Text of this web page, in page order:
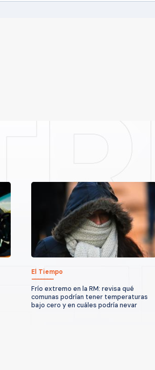
El Tiempo
Frío extremo en la RM: revisa qué
comunas podrían tener temperaturas
bajo cero y en cuáles podría nevar